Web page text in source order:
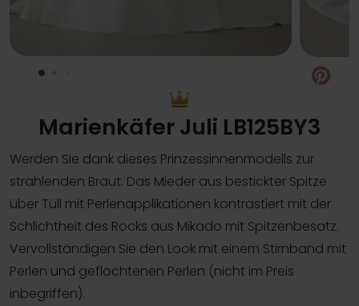
Marienkäfer Juli LB125BY3
Werden Sie dank dieses Prinzessinnenmodells zur
strahlenden Braut. Das Mieder aus bestickter Spitze
über Tüll mit Perlenapplikationen kontrastiert mit der
Schlichtheit des Rocks aus Mikado mit Spitzenbesatz.
Vervollständigen Sie den Look mit einem Stirnband mit
Perlen und geflochtenen Perlen (nicht im Preis
inbegriffen).